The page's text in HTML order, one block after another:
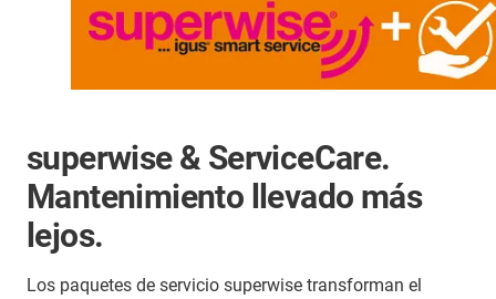
superwise & ServiceCare.
Mantenimiento llevado más
lejos.
Los paquetes de servicio superwise transforman el